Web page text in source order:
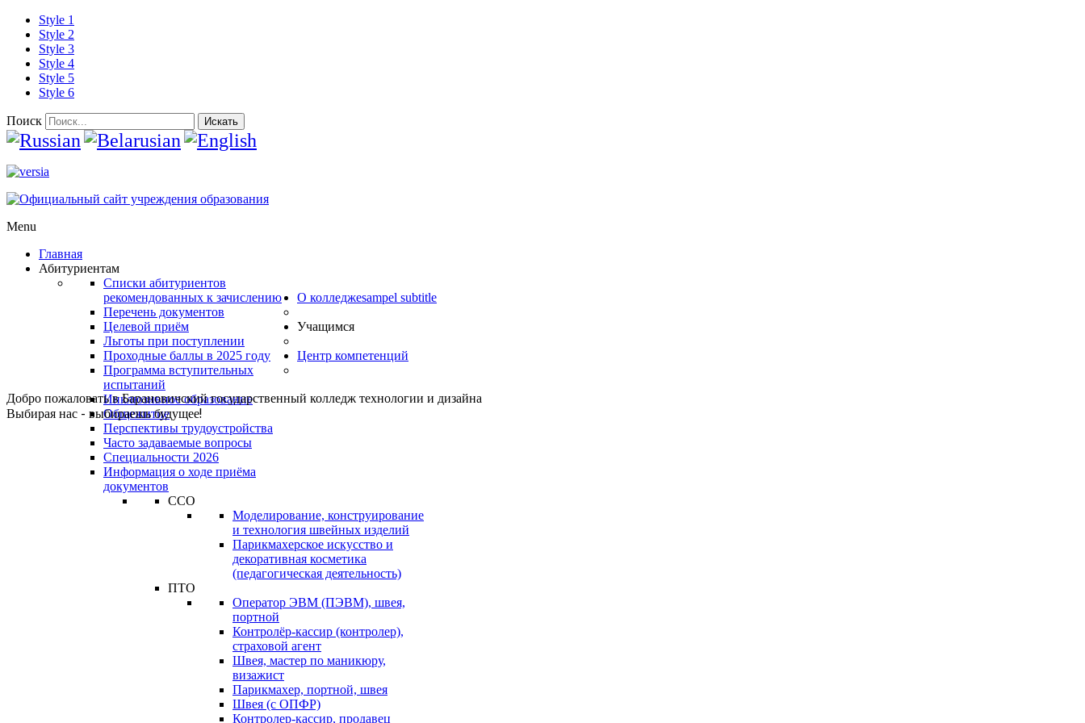
Style 1
Style 2
Style 3
Style 4
Style 5
Style 6
Поиск Искать
Menu
Главная
Абитуриентам
Списки абитуриентов
рекомендованных к зачислению
Перечень документов
Целевой приём
Льготы при поступлении
Проходные баллы в 2025 году
Программа вступительных
испытаний
Инклюзивное образование
Общежитие
Перспективы трудоустройства
Часто задаваемые вопросы
Специальности 2026
Информация о ходе приёма
документов
ССО
Моделирование, конструирование
и технология швейных изделий
Парикмахерское искусство и
декоративная косметика
(педагогическая деятельность)
ПТО
Оператор ЭВМ (ПЭВМ), швея,
портной
Контролёр-кассир (контролер),
страховой агент
Швея, мастер по маникюру,
визажист
Парикмахер, портной, швея
Швея (с ОПФР)
Контролер-кассир, продавец
О колледжеsampel subtitle
Учащимся
Центр компетенций
Добро пожаловать в Барановичский государственный колледж технологии и дизайна
Выбирая нас - выбираешь будущее!